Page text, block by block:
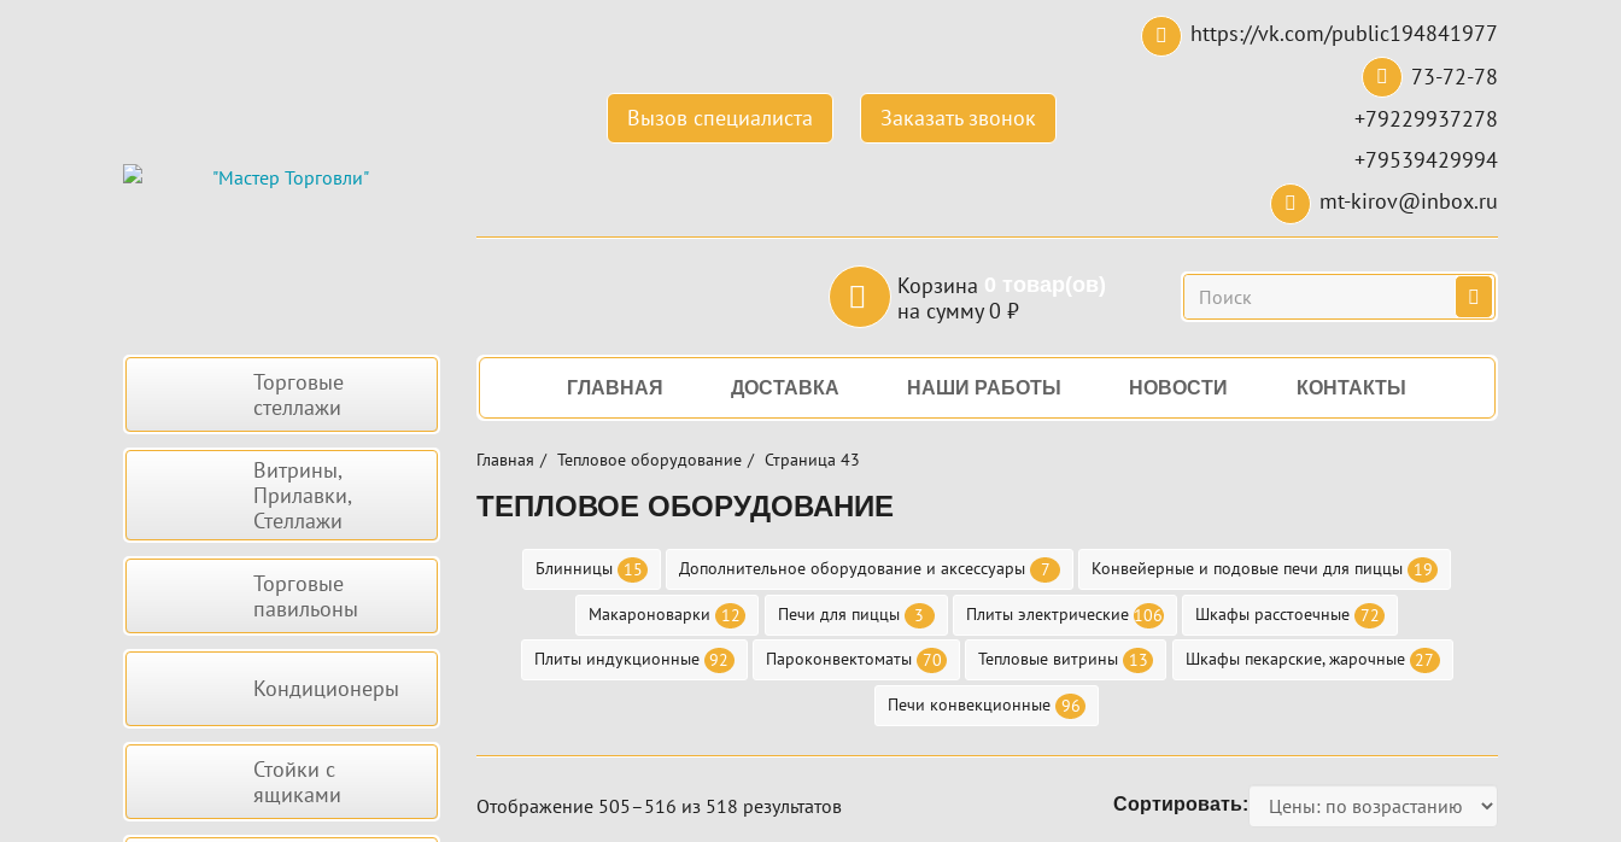
Вызов специалиста Заказать звонок
https://vk.com/public194841977
73-72-78
+79229937278
+79539429994
mt-kirov@inbox.ru
Корзина 0 товар(ов)
на сумму0 ₽
Поиск
НавигацияГЛАВНАЯ ДОСТАВКА НАШИ РАБОТЫ НОВОСТИ КОНТАКТЫ
Главная Тепловое оборудование Страница 43
ТЕПЛОВОЕ ОБОРУДОВАНИЕ
Блинницы 15 Дополнительное оборудование и аксессуары 7 Конвейерные и подовые печи для пиццы 19
Макароноварки 12 Печи для пиццы 3 Плиты электрические 106 Шкафы расстоечные 72
Плиты индукционные 92 Пароконвектоматы 70 Тепловые витрины 13 Шкафы пекарские, жарочные 27
Печи конвекционные 96
Отображение 505–516 из 518 результатов Сортировать:
Боковая Торговые
стеллажи
Витрины,
Прилавки,
Стеллажи
Торговые
павильоны
Кондиционеры
Стойки с
ящиками